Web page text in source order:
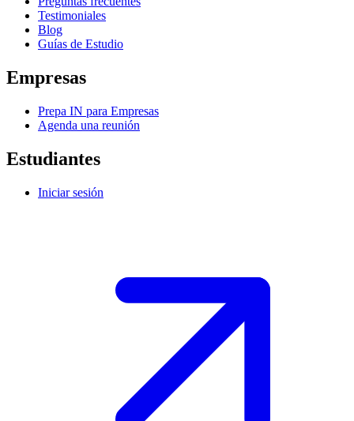
Testimoniales
Blog
Guías de Estudio
Empresas
Prepa IN para Empresas
Agenda una reunión
Estudiantes
Iniciar sesión